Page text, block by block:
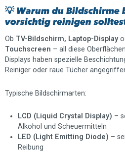
💡 Warum du Bildschirme
vorsichtig reinigen
Ob TV-Bildschirm, Laptop-Display
Touchscreen – all diese
Displays haben spezielle
Reiniger oder raue Tücher
Typische Bildschirmarten:
LCD (Liquid Crystal Display) –
Alkohol und Scheuermitteln
LED (Light Emitting Diode) –
Reibung